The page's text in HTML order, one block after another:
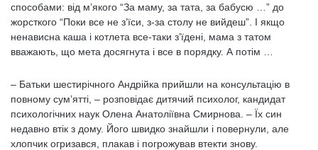
способами: від м’якого “За маму, за тата, за бабусю …” до
жорсткого “Поки все не з’їси, з-за столу не вийдеш”. І якщо
ненависна каша і котлета все-таки з’їдені, мама з татом
вважають, що мета досягнута і все в порядку. А потім …
– Батьки шестирічного Андрійка прийшли на консультацію в
повному сум’ятті, – розповідає дитячий психолог, кандидат
психологічних наук Олена Анатоліївна Смирнова. – Їх син
недавно втік з дому. Його швидко знайшли і повернули, але
хлопчик огризався, плакав і погрожував втекти знову.